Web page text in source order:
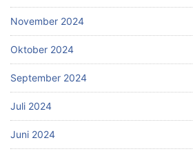
November 2024
Oktober 2024
September 2024
Juli 2024
Juni 2024